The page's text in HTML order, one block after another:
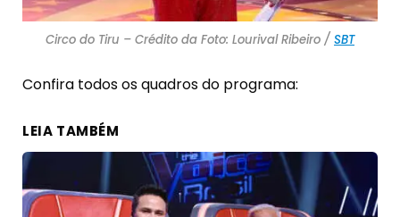
Circo do Tiru – Crédito da Foto: Lourival Ribeiro / SBT
Confira todos os quadros do programa:
LEIA TAMBÉM